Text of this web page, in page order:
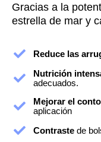
Gracias a la
estrella de mar y
Reduce las
Nutrición
adecuados.
Mejorar el
aplicación
Contraste de